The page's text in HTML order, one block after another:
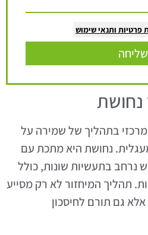
פרטיות ותנאי שימוש
שליחה
נחושת
בתהליך של שמירה על
נחושת היא מתכת עם
נרחב בתעשיות שונות, כולל
תהליך המיחזור לא רק מסייע
גם תורם לחיסכון